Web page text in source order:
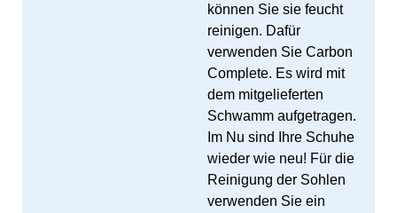
können Sie sie feucht
reinigen. Dafür
verwenden Sie Carbon
Complete. Es wird mit
dem mitgelieferten
Schwamm aufgetragen.
Im Nu sind Ihre Schuhe
wieder wie neu! Für die
Reinigung der Sohlen
verwenden Sie ein